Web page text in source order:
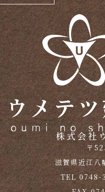
株式会社
〒
滋賀県近江八
TEL 0748-